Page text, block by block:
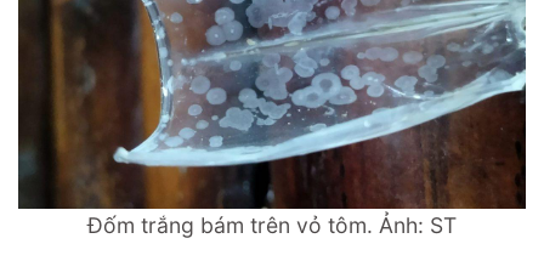
Đốm trắng bám trên vỏ tôm. Ảnh: ST